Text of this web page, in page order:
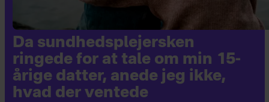
Da sundhedsplejersken
ringede for at tale om min 15-
årige datter, anede jeg ikke,
hvad der ventede